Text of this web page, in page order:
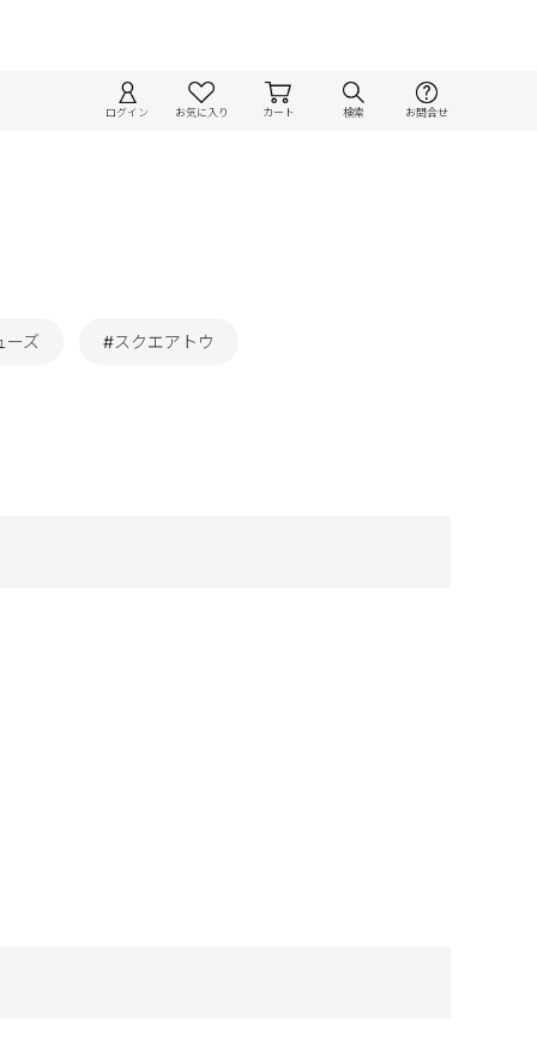
ログイン お気に入り カート 検索 お問合せ
ーズ #スクエアトウ